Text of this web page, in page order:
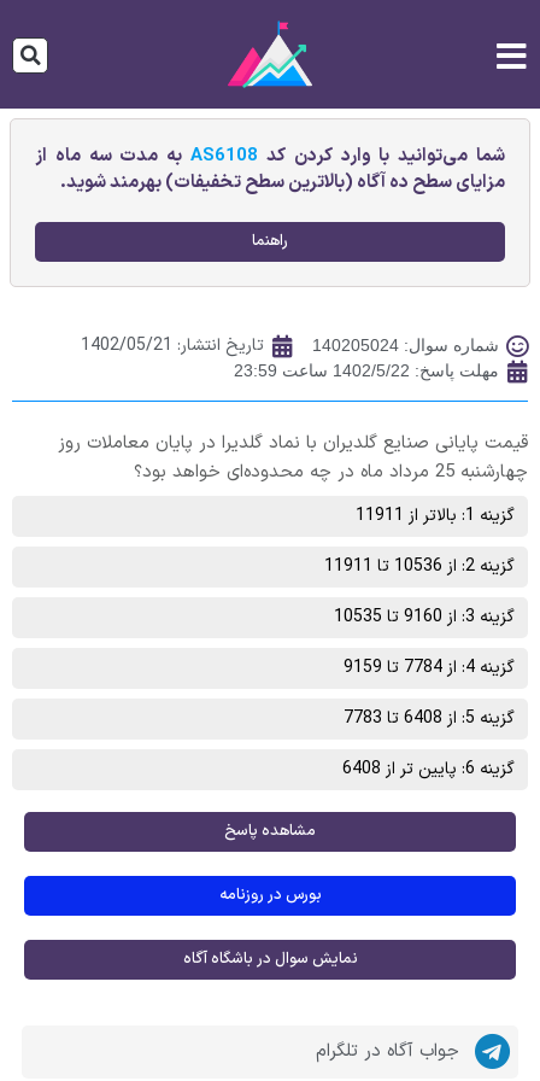
شما می‌توانید با وارد کردن کد AS6108به مدت سه ماه از
مزایای سطح ده آگاه (بالاترین سطح تخفیفات) بهرمند شوید.
راهنما
شماره سوال: 140205024 تاریخ انتشار: 1402/05/21
مهلت پاسخ: 1402/5/22 ساعت 23:59
قیمت پایانی صنايع گلديران با نماد گلدیرا در پایان معاملات روز
چهارشنبه 25 مرداد ماه در چه محدوده‌ای خواهد بود؟
گزینه 1: بالاتر از 11911
گزینه 2: از 10536 تا 11911
گزینه 3: از 9160 تا 10535
گزینه 4: از 7784 تا 9159
گزینه 5: از 6408 تا 7783
گزینه 6: پایین تر از 6408
مشاهده پاسخ
بورس در روزنامه
نمایش سوال در باشگاه آگاه
جواب آگاه در تلگرام